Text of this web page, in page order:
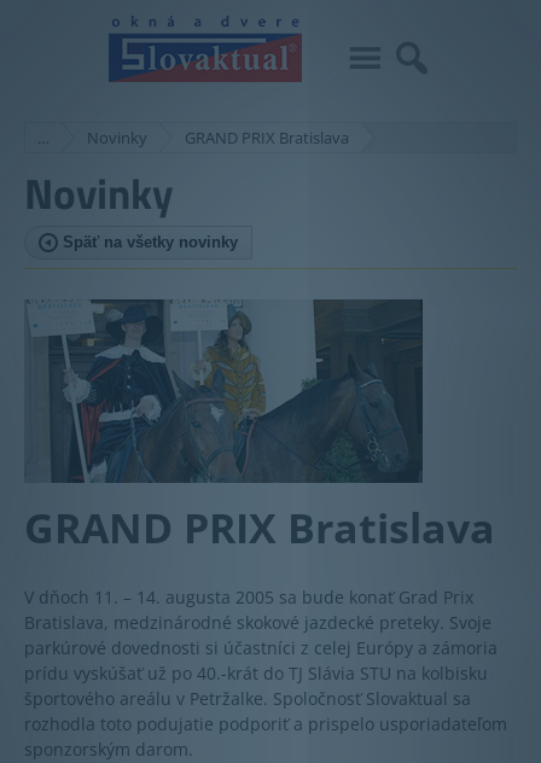
… Novinky GRAND PRIX Bratislava
Novinky
Späť na všetky novinky
GRAND PRIX Bratislava
V dňoch 11. – 14. augusta 2005 sa bude konať Grad Prix
Bratislava, medzinárodné skokové jazdecké preteky. Svoje
parkúrové dovednosti si účastníci z celej Európy a zámoria
prídu vyskúšať už po 40.-krát do TJ Slávia STU na kolbisku
športového areálu v Petržalke. Spoločnosť Slovaktual sa
rozhodla toto podujatie podporiť a prispelo usporiadateľom
sponzorským darom.